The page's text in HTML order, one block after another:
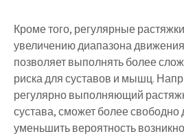
Кроме того, регулярные
увеличению диапазона
позволяет выполнять более
риска для суставов и мышц.
регулярно выполняющий
сустава, сможет более свободно
уменьшить вероятность